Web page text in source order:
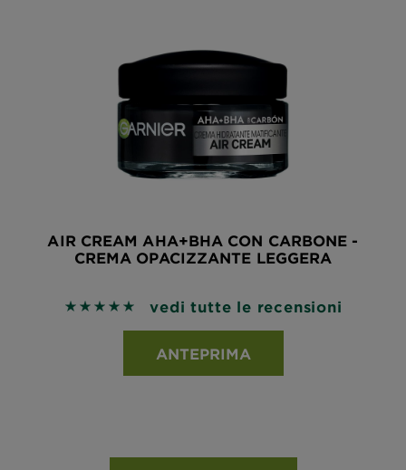
AIR CREAM AHA+BHA CON CARBONE -
CREMA OPACIZZANTE LEGGERA
5 out of 5 stars based on reviews
vedi tutte le recensioni
ANTEPRIMA